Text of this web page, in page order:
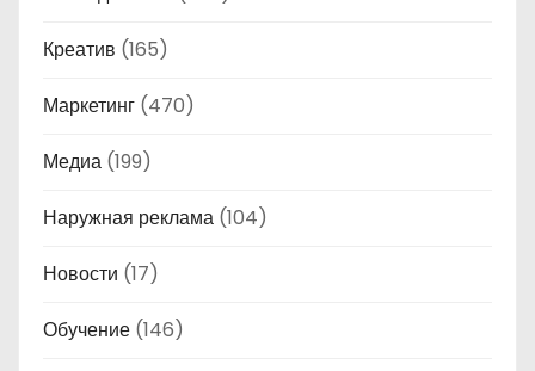
Креатив (165)
Маркетинг (470)
Медиа (199)
Наружная реклама (104)
Новости (17)
Обучение (146)